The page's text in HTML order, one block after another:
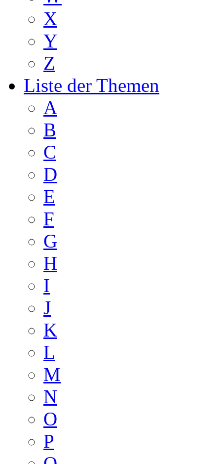
X
Y
Z
Liste der Themen
A
B
C
D
E
F
G
H
I
J
K
L
M
N
O
P